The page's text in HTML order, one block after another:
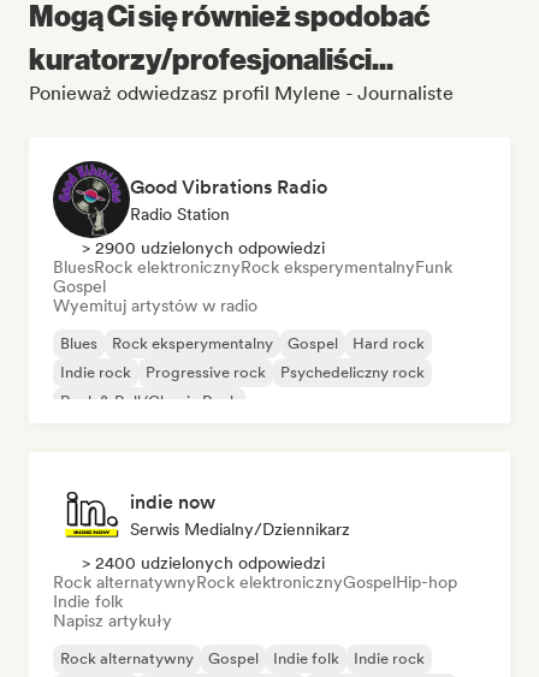
Mogą Ci się również spodobać
kuratorzy/profesjonaliści...
Ponieważ odwiedzasz profil Mylene - Journaliste
Good Vibrations Radio
Radio Station
> 2900 udzielonych odpowiedzi
BluesRock elektronicznyRock eksperymentalnyFunk
Gospel
Wyemituj artystów w radio
Blues Rock eksperymentalny Gospel
Hard rock
Indie rock
Progressive rock
Psychedeliczny rock
Rock & Roll/Classic Rock
indie now
Serwis Medialny/Dziennikarz
> 2400 udzielonych odpowiedzi
Rock alternatywnyRock elektronicznyGospelHip-hop
Indie folk
Napisz artykuły
Rock alternatywny Gospel Indie folk
Indie rock